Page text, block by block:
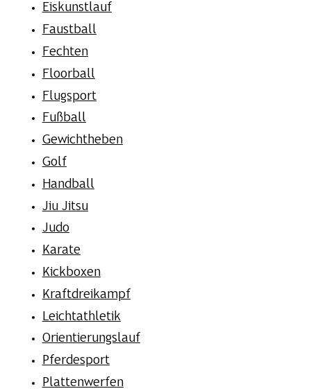
Eiskunstlauf
Faustball
Fechten
Floorball
Flugsport
Fußball
Gewichtheben
Golf
Handball
Jiu Jitsu
Judo
Karate
Kickboxen
Kraftdreikampf
Leichtathletik
Orientierungslauf
Pferdesport
Plattenwerfen